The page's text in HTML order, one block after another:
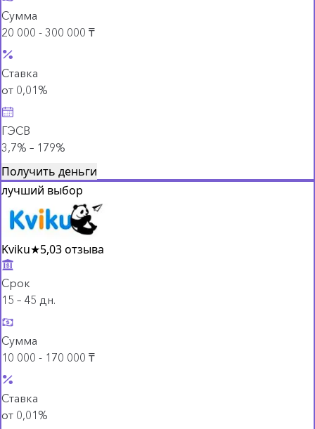
Сумма
20 000 - 300 000 ₸
Ставка
от 0,01%
ГЭСВ
3,7% – 179%
Получить деньги
лучший выбор
Kviku★5,03 отзыва
Срок
15 – 45 дн.
Сумма
10 000 - 170 000 ₸
Ставка
от 0,01%